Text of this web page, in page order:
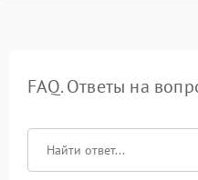
FAQ. Ответы на